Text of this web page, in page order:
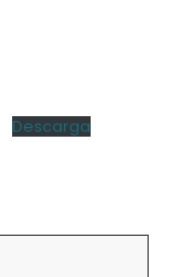
Descarga